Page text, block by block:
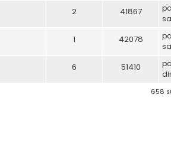
2 41867
1 42078
6 51410
658